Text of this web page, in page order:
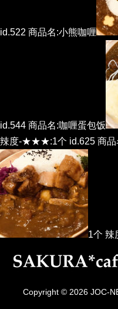
id.522 商品名:小熊咖喱
id.544 商品名:咖喱蛋包饭
辣度-★★★:1个 id.625 商品
1个
Copyright © 2026 JOC-